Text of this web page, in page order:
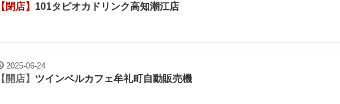
【閉店】 101タピオカドリンク高知潮江店
2025-06-24
【開店】 ツインベルカフェ牟礼町自動販売機